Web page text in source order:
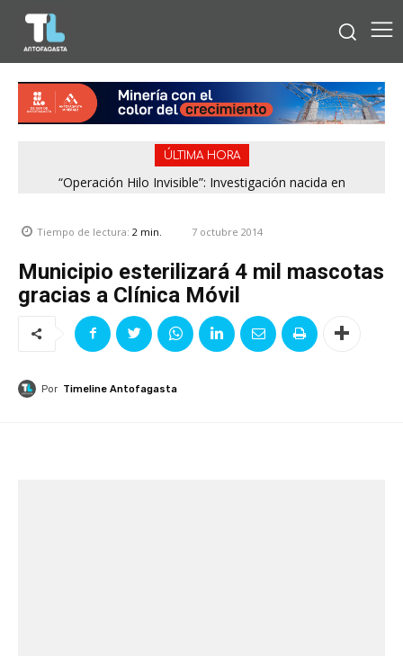
ÚLTIMA HORA
“Operación Hilo Invisible”: Investigación nacida en
Tiempo de lectura: 2 min. 7 octubre 2014
Municipio esterilizará 4 mil mascotas
gracias a Clínica Móvil
Por Timeline Antofagasta